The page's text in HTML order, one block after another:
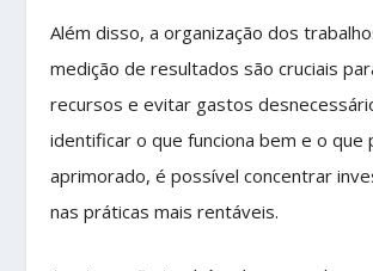
Além disso, a organização dos
medição de resultados são cruciais
recursos e evitar gastos
identificar o que funciona bem e o que
aprimorado, é possível concentrar
nas práticas mais rentáveis.